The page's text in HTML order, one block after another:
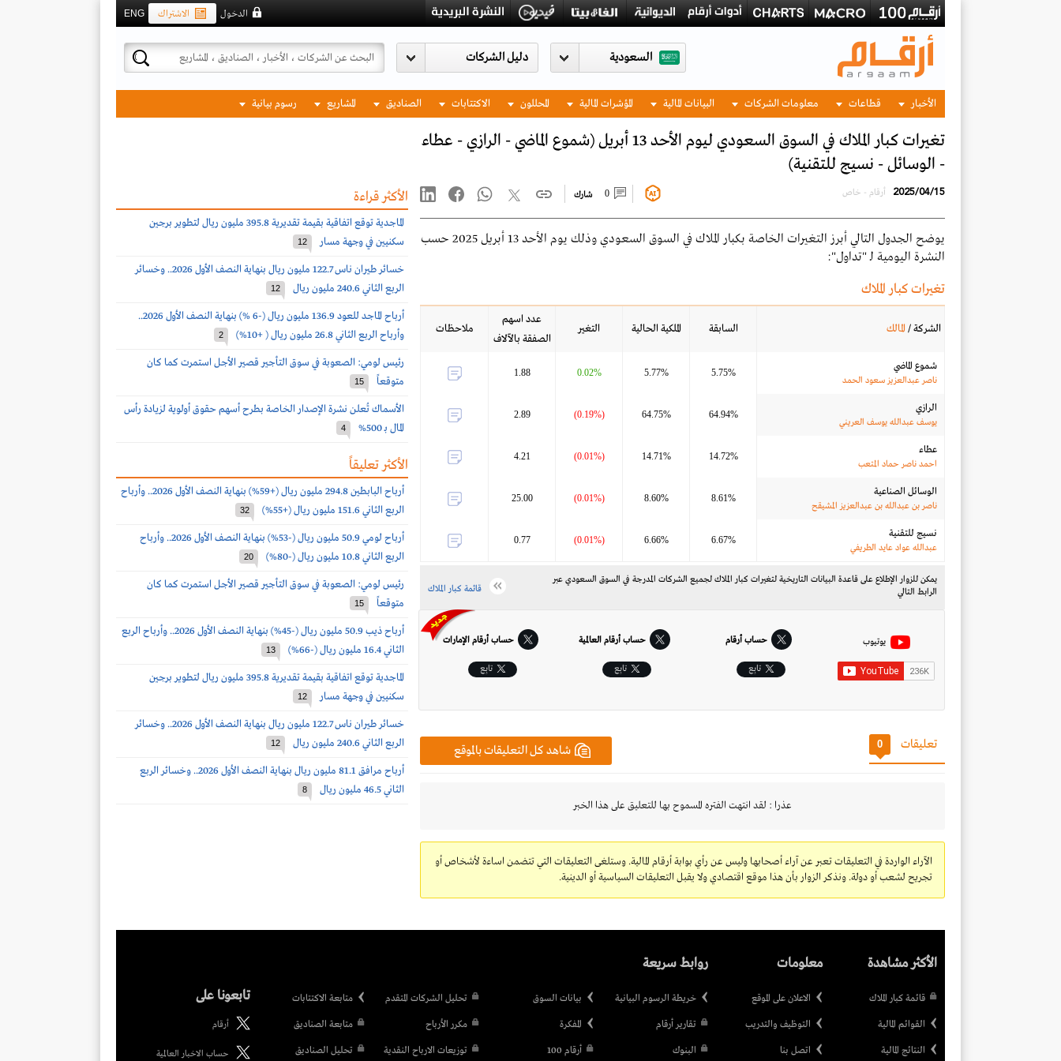
ENG الاشتراك الدخول
السعودية
الأخبار قطاعات معلومات الشركات البيانات المالية المؤشرات المالية المحللون الاكتتابات الصناديق المشاريع رسوم بيانية
تغيرات كبار الملاك في السوق السعودي ليوم الأحد 13 أبريل (شموع الماضي - الرازي - عطاء
- الوسائل - نسيج للتقنية)
2025/04/15 أرقام - خاص شارك 0
يوضح الجدول التالي أبرز التغيرات الخاصة بكبار الملاك في السوق السعودي وذلك يوم الأحد 13 أبريل 2025 حسب
النشرة اليومية لـ "تداول":
تغيرات كبار الملاك
الشركة/ المالك السابقة الملكية الحالية التغير
عدد اسهم
الصفقة بالآلاف
ملاحظات
شموع الماضي
ناصر عبدالعزيز سعود الحمد
5.75%
5.77%
0.02%
1.88
الرازي
يوسف عبدالله يوسف العريني
64.94%
64.75%
(0.19%)
2.89
عطاء
احمد ناصر حماد المتعب
14.72%
14.71%
(0.01%)
4.21
الوسائل الصناعية
ناصر بن عبدالله بن عبدالعزيز المشيقح
8.61%
8.60%
(0.01%)
25.00
نسيج للتقنية
عبدالله عواد عايد الطريفي
6.67%
6.66%
(0.01%)
0.77
يمكن للزوار الإطلاع على قاعدة البيانات التاريخية لتغيرات كبار الملاك لجميع الشركات المدرجة في السوق السعودي عبر
الرابط التالي
قائمة كبار الملاك
يوتيوب حساب أرقام
تابِع
حساب أرقام العالمية
تابِع
حساب أرقام الإمارات‎
تابِع
شاهد كل التعليقات بالموقع تعليقات 0
عذرا : لقد انتهت الفتره المسموح بها للتعليق على هذا الخبر
الآراء الواردة في التعليقات تعبر عن آراء أصحابها وليس عن رأي بوابة أرقام المالية. وستلغى التعليقات التي تتضمن اساءة لأشخاص أو
تجريح لشعب أو دولة. ونذكر الزوار بأن هذا موقع اقتصادي ولا يقبل التعليقات السياسية أو الدينية.
الأكثر قراءة
الماجدية توقع اتفاقية بقيمة تقديرية 395.8 مليون ريال لتطوير برجين
سكنيين في وجهة مسار
12
خسائر طيران ناس 122.7 مليون ريال بنهاية النصف الأول 2026.. وخسائر
الربع الثاني 240.6 مليون ريال
12
أرباح الماجد للعود 136.9 مليون ريال (-6 %) بنهاية النصف الأول 2026..
وأرباح الربع الثاني 26.8 مليون ريال ( +10%)
2
رئيس لومي: الصعوبة في سوق التأجير قصير الأجل استمرت كما كان
متوقعاً
15
الأسماك تُعلن نشرة الإصدار الخاصة بطرح أسهم حقوق أولوية لزيادة رأس
المال بـ 500%
4
الأكثر تعليقاً
أرباح البابطين 294.8 مليون ريال (+59%) بنهاية النصف الأول 2026.. وأرباح
الربع الثاني 151.6 مليون ريال (+55%)
32
أرباح لومي 50.9 مليون ريال (-53%) بنهاية النصف الأول 2026.. وأرباح
الربع الثاني 10.8 مليون ريال (-80%)
20
رئيس لومي: الصعوبة في سوق التأجير قصير الأجل استمرت كما كان
متوقعاً
15
أرباح ذيب 50.9 مليون ريال (-45%) بنهاية النصف الأول 2026.. وأرباح الربع
الثاني 16.4 مليون ريال (-66%)
13
الماجدية توقع اتفاقية بقيمة تقديرية 395.8 مليون ريال لتطوير برجين
سكنيين في وجهة مسار
12
خسائر طيران ناس 122.7 مليون ريال بنهاية النصف الأول 2026.. وخسائر
الربع الثاني 240.6 مليون ريال
12
أرباح مرافق 81.1 مليون ريال بنهاية النصف الأول 2026.. وخسائر الربع
الثاني 46.5 مليون ريال
8
الأكثر مشاهدة
قائمة كبار الملاك
القوائم المالية
النتائج المالية
معلومات
الاعلان على الموقع
التوظيف والتدريب
اتصل بنا
روابط سريعة
خريطة الرسوم البيانية
تقارير أرقام
البنوك
بيانات السوق
المفكرة
أرقام 100
تحليل الشركات المتقدم
مكرر الأرباح
توزيعات الارباح النقدية
متابعة الاكتتابات
متابعة الصناديق
تحليل الصناديق
تابعونا على
أرقام
حساب الاخبار العالمية